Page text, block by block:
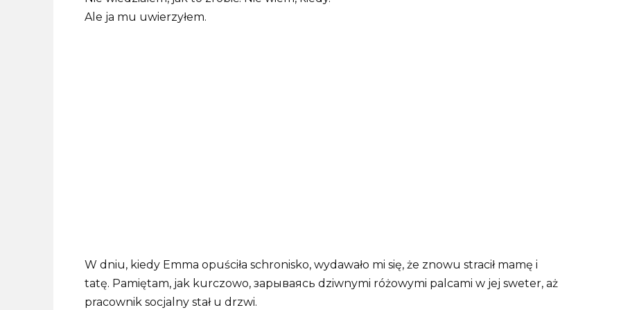
Ale ja mu uwierzyłem.
W dniu, kiedy Emma opuściła schronisko, wydawało mi się, że znowu stracił mamę i
tatę. Pamiętam, jak kurczowo, зарываясь dziwnymi różowymi palcami w jej sweter, aż
pracownik socjalny stał u drzwi.